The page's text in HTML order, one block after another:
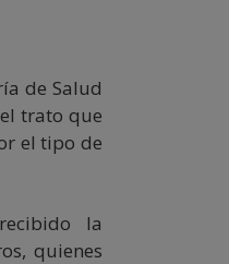
de Salud
trato que
el tipo de
la
quienes